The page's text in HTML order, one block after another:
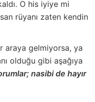
O his iyiye mi
rüyanı zaten kendin
araya gelmiyorsa, ya
olduğu gibi aşağıya
nasibi de hayır